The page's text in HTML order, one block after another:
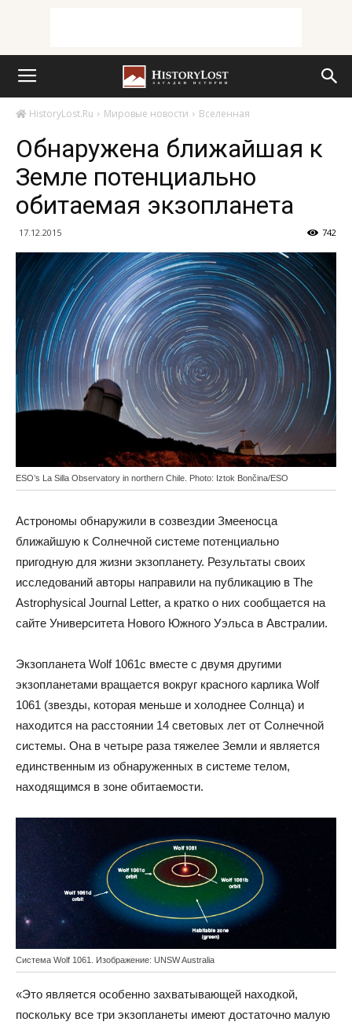
HistoryLost.Ru Мировые новости Вселенная
Обнаружена ближайшая к
Земле потенциально
обитаемая экзопланета
17.12.2015 742
ESO’s La Silla Observatory in northern Chile. Photo: Iztok Bončina/ESO
Астрономы обнаружили в созвездии Змееносца
ближайшую к Солнечной системе потенциально
пригодную для жизни экзопланету. Результаты своих
исследований авторы направили на публикацию в The
Astrophysical Journal Letter, а кратко о них сообщается на
сайте Университета Нового Южного Уэльса в Австралии.
Экзопланета Wolf 1061c вместе с двумя другими
экзопланетами вращается вокруг красного карлика Wolf
1061 (звезды, которая меньше и холоднее Солнца) и
находится на расстоянии 14 световых лет от Солнечной
системы. Она в четыре раза тяжелее Земли и является
единственным из обнаруженных в системе телом,
находящимся в зоне обитаемости.
Система Wolf 1061. Изображение: UNSW Australia
«Это является особенно захватывающей находкой,
поскольку все три экзопланеты имеют достаточно малую